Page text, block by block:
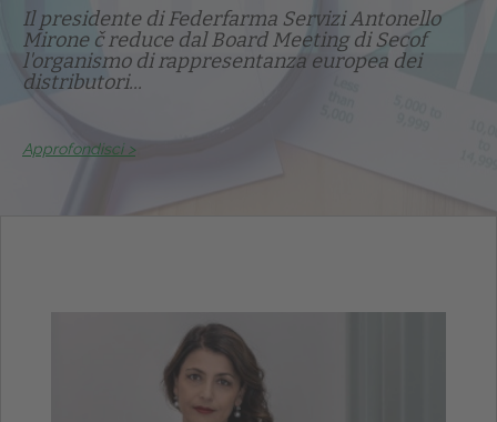
Il presidente di Federfarma Servizi Antonello
Mirone č reduce dal Board Meeting di Secof
l'organismo di rappresentanza europea dei
distributori...
Approfondisci >